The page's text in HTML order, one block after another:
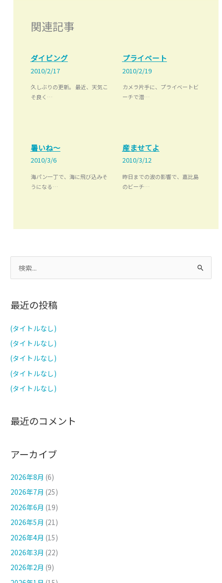
関連記事
ダイビング
2010/2/17
久しぶりの更新。 最近、天気こ
そ良く…
プライベート
2010/2/19
カメラ片手に、プライベートビ
ーチで潜…
暑いね～
2010/3/6
海パン一丁で、海に飛び込みそ
うになる…
産ませてよ
2010/3/12
昨日までの波の影響で、嘉比島
のビーチ…
索
象
最近の投稿
(タイトルなし)
(タイトルなし)
(タイトルなし)
(タイトルなし)
(タイトルなし)
最近のコメント
アーカイブ
2026年8月 (6)
2026年7月 (25)
2026年6月 (19)
2026年5月 (21)
2026年4月 (15)
2026年3月 (22)
2026年2月 (9)